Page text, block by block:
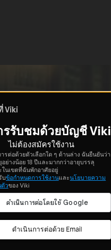
Viki
รรับชมด้วยบัญชี Viki
ไม่ต้องสมัครใช้งาน
ารต่อด้วยตัวเลือกใด ๆ ด้านล่าง ฉันยืนยันว่า
ย่างน้อย 18 ปีและมากกว่าอายุบรรลุ
นเขตที่ฉันพักอาศัยอยู่
บข้อกำหนดการใช้งานและนโยบายความ
ตัวของ Viki
ดำเนินการต่อด้วย Email